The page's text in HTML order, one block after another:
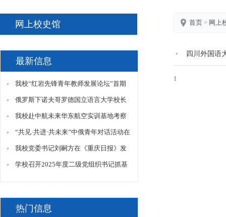
网上校史馆
最新信息
我校“红岩先锋青年教师发展论坛”首期
正式开讲
俄罗斯下诺夫哥罗德国立语言大学校长
一行访问我校
我校赴中航未来华东航空实训基地考察
调研
“共见·共进·共未来”中俄青年对话活动在
我校举行
我校党委书记刘嗣方在《重庆日报》发
表理论文章《重庆推动超大城市现代化
学校召开2025年度二级党组织书记抓基
热门信息
首页 > 网上
四川外国语
1